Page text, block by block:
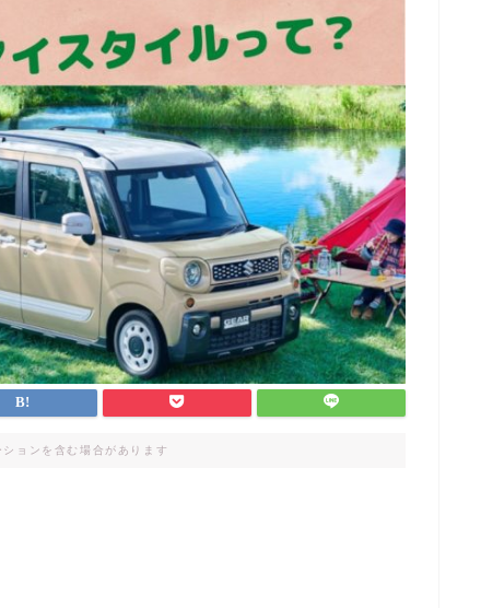
ョンを含む場合があります